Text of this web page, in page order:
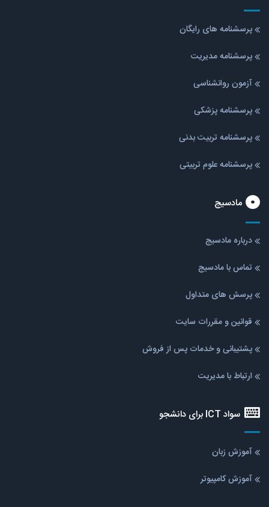
پرسشنامه های رایگان
پرسشنامه مدیریت
آزمون روانشناسی
پرسشنامه پزشکی
پرسشنامه تربیت بدنی
پرسشنامه علوم تربیتی
مادسیج
درباره مادسیج
تماس با مادسیج
پرسش های متداول
قوانین و مقررات سایت
پشتیبانی و خدمات پس از فروش
ارتباط با مدیریت
سواد ICT برای دانشجو
آموزش زبان
آموزش کامپیوتر